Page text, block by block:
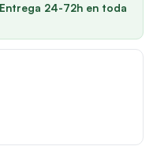
24-72h en toda